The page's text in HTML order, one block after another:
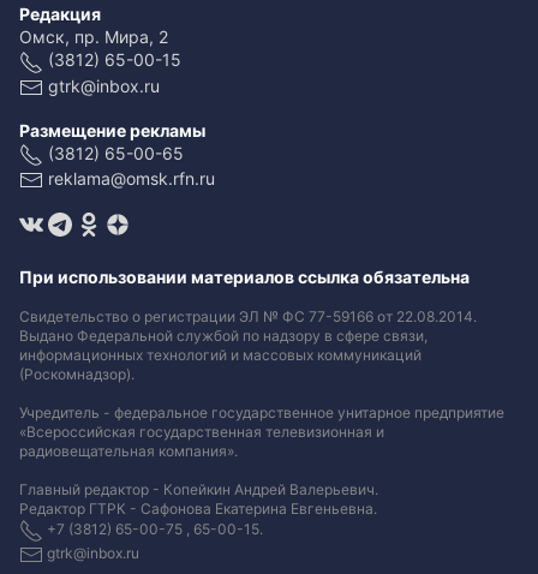
Редакция
Омск, пр. Мира, 2
(3812) 65-00-15
gtrk@inbox.ru
Размещение рекламы
(3812) 65-00-65
reklama@omsk.rfn.ru
При использовании материалов ссылка обязательна
Свидетельство о регистрации ЭЛ № ФС 77-59166 от 22.08.2014.
Выдано Федеральной службой по надзору в сфере связи,
информационных технологий и массовых коммуникаций
(Роскомнадзор).
Учредитель - федеральное государственное унитарное предприятие
«Всероссийская государственная телевизионная и
радиовещательная компания».
Главный редактор - Копейкин Андрей Валерьевич.
Редактор ГТРК - Сафонова Екатерина Евгеньевна.
+7 (3812) 65-00-75 , 65-00-15.
gtrk@inbox.ru